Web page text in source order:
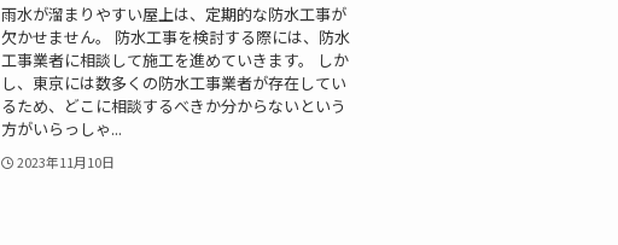
雨水が溜まりやすい屋上は、定期的な防水工事が
欠かせません。 防水工事を検討する際には、防水
工事業者に相談して施工を進めていきます。 しか
し、東京には数多くの防水工事業者が存在してい
るため、どこに相談するべきか分からないという
方がいらっしゃ...
2023年11月10日